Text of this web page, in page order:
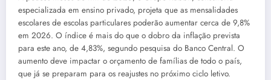
especializada em ensino privado, projeta que as mensalidades
escolares de escolas particulares poderão aumentar cerca de 9,8%
em 2026. O índice é mais do que o dobro da inflação prevista
para este ano, de 4,83%, segundo pesquisa do Banco Central. O
aumento deve impactar o orçamento de famílias de todo o país,
que já se preparam para os reajustes no próximo ciclo letivo.